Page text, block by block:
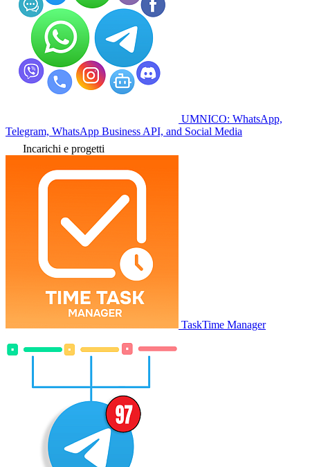
UMNICO: WhatsApp,
Telegram, WhatsApp Business API, and Social Media
Incarichi e progetti
TaskTime Manager